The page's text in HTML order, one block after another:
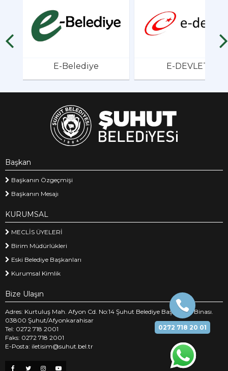
0272 718 20 01
E-Belediye E-DEVLET
Başkan
Başkanın Özgeçmişi
Başkanın Mesajı
KURUMSAL
MECLİS ÜYELERİ
Birim Müdürlükleri
Eski Belediye Başkanları
Kurumsal Kimlik
Bize Ulaşın
Adres: Kurtuluş Mah. Afyon Cd. No:14 Şuhut Belediye Başkanlığı Binası.
03800 Şuhut/Afyonkarahisar
Tel: 0272 718 2001
Faks: 0272 718 2001
E-Posta: iletisim@suhut.bel.tr